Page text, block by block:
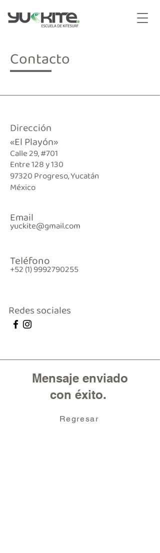
Contacto
Dirección
«El Playón»
Calle 29, #701
Entre 128 y 130
97320 Progreso, Yucatán
México
Email
yuckite@gmail.com
Teléfono
+52 (1) 9992790255
Redes sociales
Mensaje enviado
con éxito.
Regresar